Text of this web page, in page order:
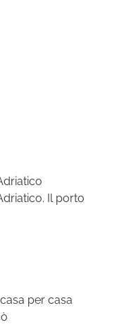
Il porto
per casa